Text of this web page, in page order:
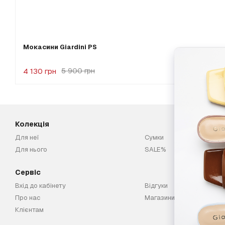
Мокасини Giardini PS
5 900 грн
4 130 грн
Колекція
Для неї
Для нього
Сумки
SALE%
Сервіс
Вхід до кабінету
Про нас
Клієнтам
Відгуки
Магазини